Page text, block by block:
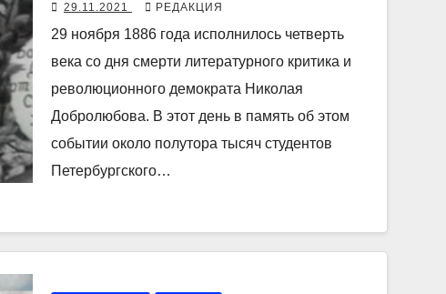
29.11.2021 РЕДАКЦИЯ
29 ноября 1886 года исполнилось четверть
века со дня смерти литературного критика и
революционного демократа Николая
Добролюбова. В этот день в память об этом
событии около полутора тысяч студентов
Петербургского…